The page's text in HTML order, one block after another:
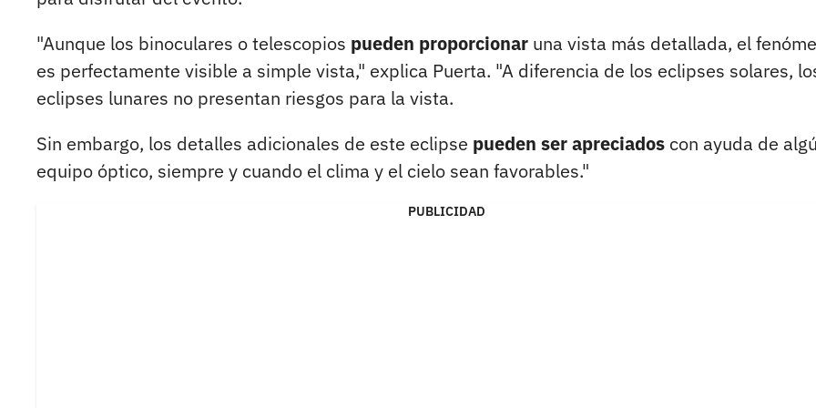
"Aunque los binoculares o telescopios pueden proporcionar una vista más detallada, el
es perfectamente visible a simple vista," explica Puerta. "A diferencia de los eclipses solares,
eclipses lunares no presentan riesgos para la vista.
Sin embargo, los detalles adicionales de este eclipse pueden ser apreciados con ayuda de
equipo óptico, siempre y cuando el clima y el cielo sean favorables."
PUBLICIDAD